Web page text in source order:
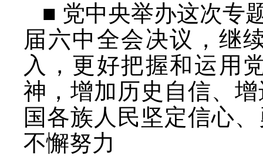
■ 党中央举办这次专
届六中全会决议，继
入，更好把握和运用
神，增加历史自信、
国各族人民坚定信心
不懈努力